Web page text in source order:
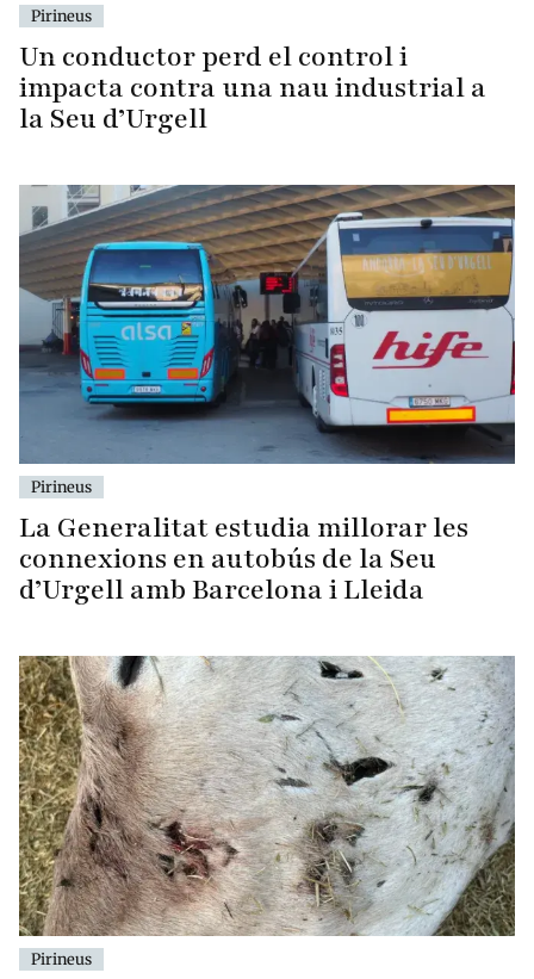
Pirineus
Un conductor perd el control i
impacta contra una nau industrial a
la Seu d’Urgell
Pirineus
La Generalitat estudia millorar les
connexions en autobús de la Seu
d’Urgell amb Barcelona i Lleida
Pirineus